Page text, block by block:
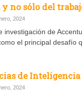
no sólo del
2024
investigación de
el principal desafío
de
2024